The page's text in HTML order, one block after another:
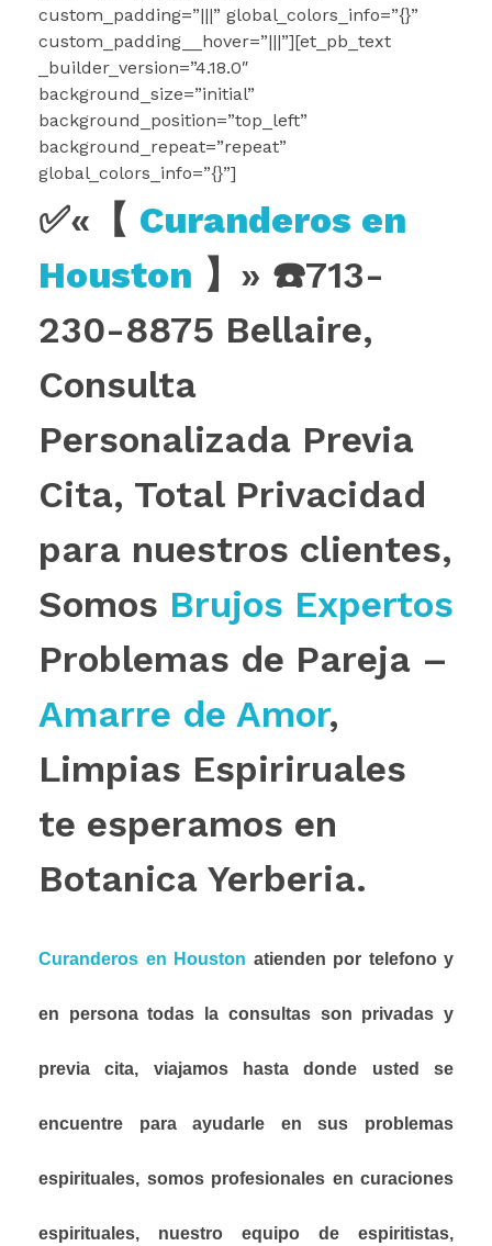
custom_padding=”|||” global_colors_info=”{}”
custom_padding__hover=”|||”][et_pb_text
_builder_version=”4.18.0″
background_size=”initial”
background_position=”top_left”
background_repeat=”repeat”
global_colors_info=”{}”]
✅«【 Curanderos en
Houston 】» ☎️713-
230-8875 Bellaire,
Consulta
Personalizada Previa
Cita, Total Privacidad
para nuestros clientes,
Somos Brujos Expertos
Problemas de Pareja –
Amarre de Amor,
Limpias Espiriruales
te esperamos en
Botanica Yerberia.
Curanderos en Houston atienden por telefono y
en persona todas la consultas son privadas y
previa cita, viajamos hasta donde usted se
encuentre para ayudarle en sus problemas
espirituales, somos profesionales en curaciones
espirituales, nuestro equipo de espiritistas,